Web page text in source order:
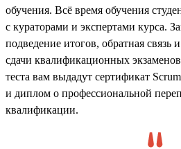
обучения. Всё время обучения
с кураторами и экспертами курса.
подведение итогов, обратная связь
сдачи квалификационных
теста вам выдадут сертификат
и диплом о профессиональной
квалификации.